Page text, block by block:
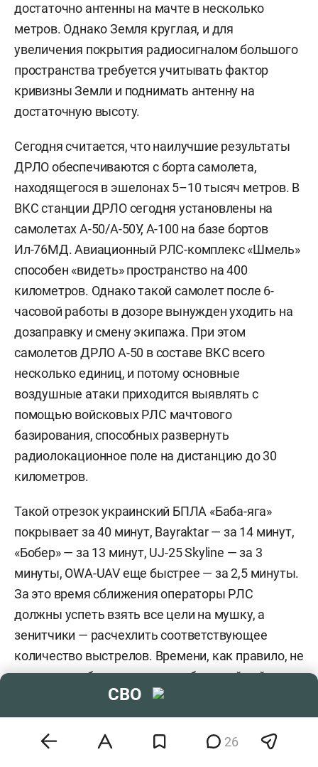
достаточно антенны на мачте в несколько
метров. Однако Земля круглая, и для
увеличения покрытия радиосигналом большого
пространства требуется учитывать фактор
кривизны Земли и поднимать антенну на
достаточную высоту.
Сегодня считается, что наилучшие результаты
ДРЛО обеспечиваются с борта самолета,
находящегося в эшелонах 5–10 тысяч метров. В
ВКС станции ДРЛО сегодня установлены на
самолетах А-50/А-50У, А-100 на базе бортов
Ил-76МД. Авиационный РЛС-комплекс «Шмель»
способен «видеть» пространство на 400
километров. Однако такой самолет после 6-
часовой работы в дозоре вынужден уходить на
дозаправку и смену экипажа. При этом
самолетов ДРЛО А-50 в составе ВКС всего
несколько единиц, и потому основные
воздушные атаки приходится выявлять с
помощью войсковых РЛС мачтового
базирования, способных развернуть
радиолокационное поле на дистанцию до 30
километров.
Такой отрезок украинский БПЛА «Баба-яга»
покрывает за 40 минут, Bayraktar — за 14 минут,
«Бобер» — за 13 минут, UJ-25 Skyline — за 3
минуты, OWA-UAV еще быстрее — за 2,5 минуты.
За это время сближения операторы РЛС
должны успеть взять все цели на мушку, а
зенитчики — расчехлить соответствующее
количество выстрелов. Времени, как правило, не
хватает, особенно если летит большой рой
дронов, а потому и происходит «просачивание».
Ежедневно ВСУ в нашу сторону запускает по 30–
70 боевых дронов, которые нам в основном
26
СВО